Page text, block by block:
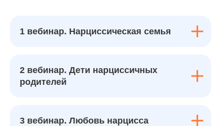
1 вебинар. Нарциссическая семья
2 вебинар. Дети нарциссичных
родителей
3 вебинар. Любовь нарцисса